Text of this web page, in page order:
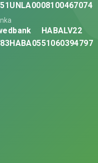
HABALV22